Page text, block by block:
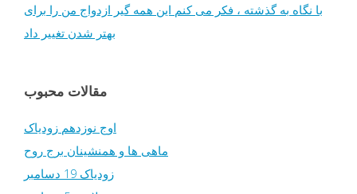
با نگاه به گذشته ، فکر می کنم این همه گیر ازدواج من را برای
بهتر شدن تغییر داد
مقالات محبوب
اوج نوزدهم زودیاک
ماهی ها و همنشینان برج روح
زودیاک 19 دسامبر